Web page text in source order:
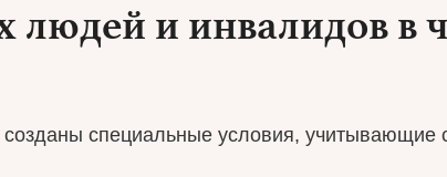
людей и инвалидов в
специальные условия, учитывающие